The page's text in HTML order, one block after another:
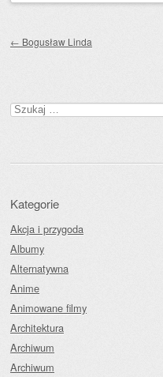
← Bogusław Linda
Szukaj:
Kategorie
Akcja i przygoda
Albumy
Alternatywna
Anime
Animowane filmy
Architektura
Archiwum
Archiwum